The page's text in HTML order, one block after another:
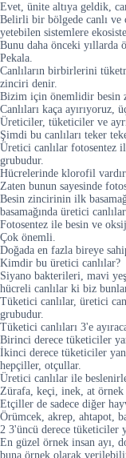
Evet, ünite altıya geldik,
Belirli bir bölgede canlı ve
yetebilen sistemlere
Bunu daha önceki yıllarda
Pekala.
Canlıların birbirlerini
zinciri denir.
Bizim için önemlidir besin
Canlıları kaça ayırıyoruz,
Üreticiler, tüketiciler ve
Şimdi bu canlıları teker
Üretici canlılar fotosentez
grubudur.
Hücrelerinde klorofil
Zaten bunun sayesinde
Besin zincirinin ilk
basamağında üretici
Fotosentez ile besin ve
Çok önemli.
Doğada en fazla bireye
Kimdir bu üretici canlılar?
Siyano bakterileri, mavi
hücreli canlılar ki biz
Tüketici canlılar, üretici
grubudur.
Tüketici canlıları 3'e
Birinci derece tüketiciler
İkinci derece tüketiciler
hepçiller, otçullar.
Üretici canlılar ile
Zürafa, keçi, inek, at
Etçiller de sadece diğer
Örümcek, akrep, ahtapot,
2 3'üncü derece tüketiciler
En güzel örnek insan ayı,
buna örnek olarak